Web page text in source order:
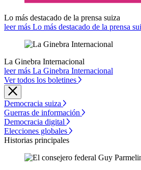
Lo más destacado de la prensa suiza
leer más Lo más destacado de la prensa
La Ginebra Internacional
leer más La Ginebra Internacional
Ver todos los boletines
Democracia suiza
Guerras de información
Democracia digital
Elecciones globales
Historias principales